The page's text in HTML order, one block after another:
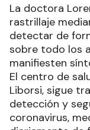
La doctora
rastrillaje
detectar de
sobre todo los
manifiesten
El centro de
Liborsi, sigue
detección y
coronavirus,